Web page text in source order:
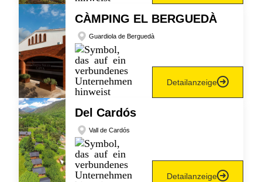
CÀMPING EL BERGUEDÀ
Guardiola de Berguedà
Detailanzeige
Del Cardós
Vall de Cardós
Detailanzeige